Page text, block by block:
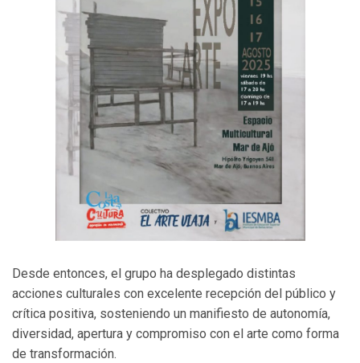
Desde entonces, el grupo ha desplegado distintas
acciones culturales con excelente recepción del público y
crítica positiva, sosteniendo un manifiesto de autonomía,
diversidad, apertura y compromiso con el arte como forma
de transformación.